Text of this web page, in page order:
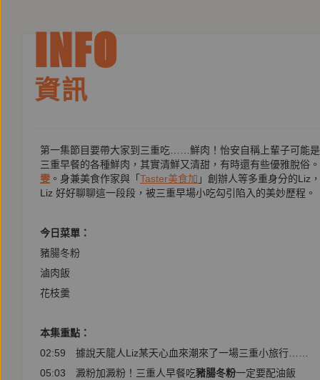
INFO
資訊
第一集節目要帶大家到三重吃……鮮肉！怡安自稱上輩子可能
三重早餐的各種鮮肉，其實清鮮又清甜，有時還有些優雅脫
雯 。身兼美食作家與「 Taster美食加 」創辦人等多重身分的Liz
Liz 好好聊聊這一段段，被三重早場小吃勾引陷入的美妙歷程。
今日菜單：
豬腸冬粉
滷肉飯
花枝羹
本集重點：
02:59 據說天龍人Liz某天心血來潮來了一場三重小旅行……
05:03 澱粉加澱粉！三重人早餐吃豬腸冬粉一定要配油飯